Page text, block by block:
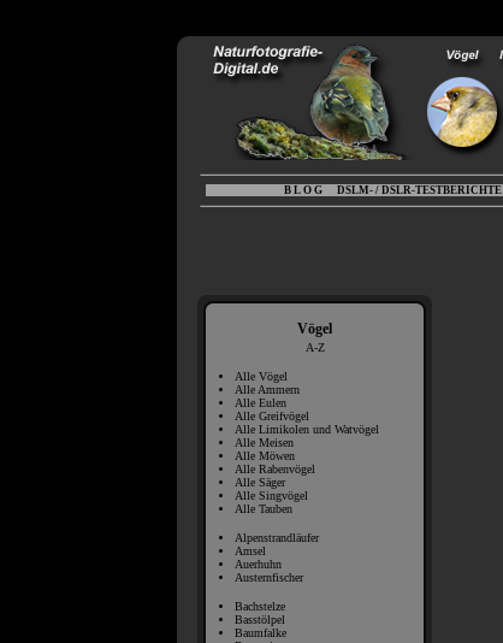
B L O G DSLM- / DSLR-TESTBERICHTE
Vögel
A-Z
Alle Vögel
Alle Ammern
Alle Eulen
Alle Greifvögel
Alle Limikolen und Watvögel
Alle Meisen
Alle Möwen
Alle Rabenvögel
Alle Säger
Alle Singvögel
Alle Tauben
Alpenstrandläufer
Amsel
Auerhuhn
Austernfischer
Bachstelze
Basstölpel
Baumfalke